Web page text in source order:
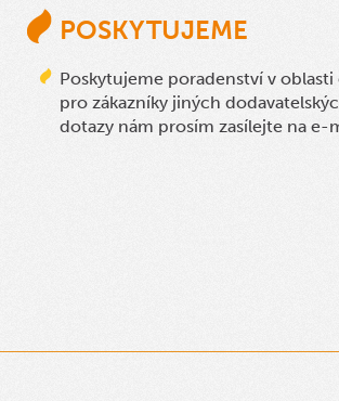
POSKYTUJEME
Poskytujeme poradenství v
pro zákazníky jiných
dotazy nám prosím zasílejte na e-